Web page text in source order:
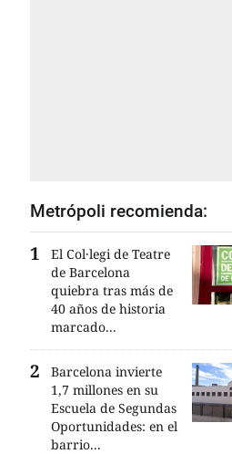
Metrópoli recomienda:
El Col·legi de Teatre
de Barcelona
quiebra tras más de
40 años de historia
marcado...
Barcelona invierte
1,7 millones en su
Escuela de Segundas
Oportunidades: en el
barrio...